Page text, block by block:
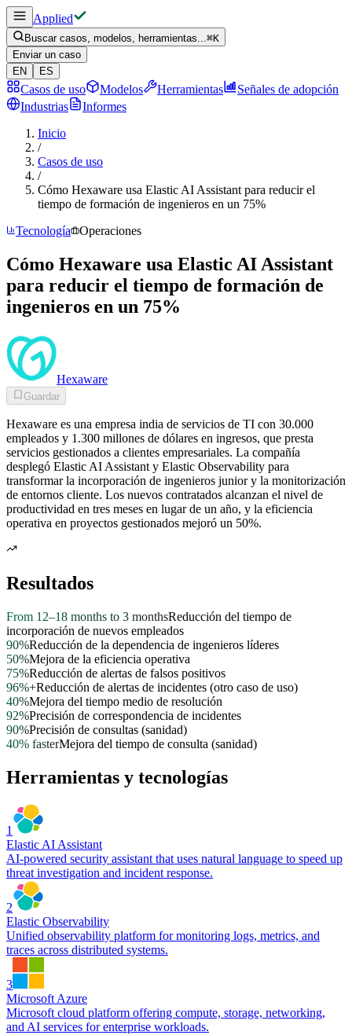
Applied
Buscar casos, modelos, herramientas...⌘K
Enviar un caso
EN
ES
Casos de uso Modelos Herramientas
Señales de adopción
Industrias
Informes
Inicio
/
Casos de uso
/
Cómo Hexaware usa Elastic AI Assistant para reducir el
tiempo de formación de ingenieros en un 75%
Tecnología
Operaciones
Cómo Hexaware usa Elastic AI Assistant
para reducir el tiempo de formación de
ingenieros en un 75%
Hexaware
Guardar
Hexaware es una empresa india de servicios de TI con 30.000
empleados y 1.300 millones de dólares en ingresos, que presta
servicios gestionados a clientes empresariales. La compañía
desplegó Elastic AI Assistant y Elastic Observability para
transformar la incorporación de ingenieros junior y la monitorización
de entornos cliente. Los nuevos contratados alcanzan el nivel de
productividad en tres meses en lugar de un año, y la eficiencia
operativa en proyectos gestionados mejoró un 50%.
Resultados
From 12–18 months to 3 monthsReducción del tiempo de
incorporación de nuevos empleados
90%Reducción de la dependencia de ingenieros líderes
50%Mejora de la eficiencia operativa
75%Reducción de alertas de falsos positivos
96%+Reducción de alertas de incidentes (otro caso de uso)
40%Mejora del tiempo medio de resolución
92%Precisión de correspondencia de incidentes
90%Precisión de consultas (sanidad)
40% fasterMejora del tiempo de consulta (sanidad)
Herramientas y tecnologías
1
Elastic AI Assistant
AI-powered security assistant that uses natural language to speed up
threat investigation and incident response.
2
Elastic Observability
Unified observability platform for monitoring logs, metrics, and
traces across distributed systems.
3
Microsoft Azure
Microsoft cloud platform offering compute, storage, networking,
and AI services for enterprise workloads.